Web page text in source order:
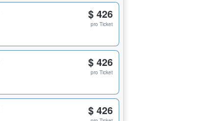
$ 426
pro Ticket
$ 426
pro Ticket
$ 426